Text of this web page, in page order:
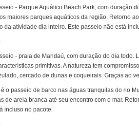
- Parque Aquático Beach Park, com duração
maiores parques aquáticos da região. Retorno
da atividade dia inteiro. Este passeio não está
- praia de Mandaú, com duração do dia
primitivas. A natureza tem
cercado de dunas e coqueirais. Graças ao
o passeio de barco nas águas tranquilas do rio
de areia branca até seu encontro com o mar.
incluso no pacote.